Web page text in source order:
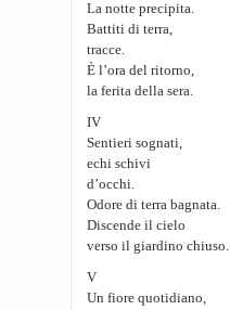
La notte precipita.
Battiti di terra,
tracce.
È l’ora del ritorno,
la ferita della sera.
IV
Sentieri sognati,
echi schivi
d’occhi.
Odore di terra bagnata.
Discende il cielo
verso il giardino chiuso.
V
Un fiore quotidiano,